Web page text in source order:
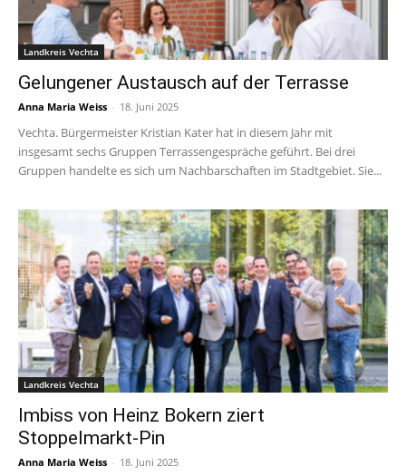
Landkreis Vechta
Gelungener Austausch auf der Terrasse
Anna Maria Weiss - 18. Juni 2025
Vechta. Bürgermeister Kristian Kater hat in diesem Jahr mit
insgesamt sechs Gruppen Terrassengespräche geführt. Bei drei
Gruppen handelte es sich um Nachbarschaften im Stadtgebiet. Sie...
Landkreis Vechta
Imbiss von Heinz Bokern ziert
Stoppelmarkt-Pin
Anna Maria Weiss - 18. Juni 2025